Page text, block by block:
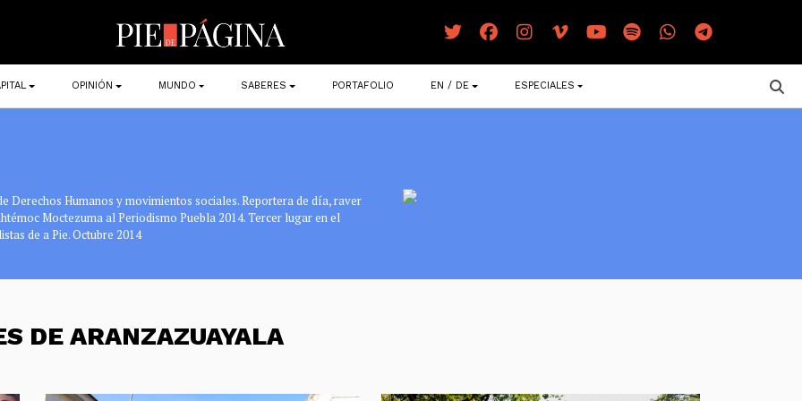
OPINIÓN MUNDO SABERES PORTAFOLIO EN / DE ESPECIALES
Derechos Humanos y movimientos sociales. Reportera de día, raver
Moctezuma al Periodismo Puebla 2014. Tercer lugar en el
de a Pie. Octubre 2014
DE ARANZAZUAYALA